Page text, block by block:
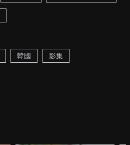
韓國 影集